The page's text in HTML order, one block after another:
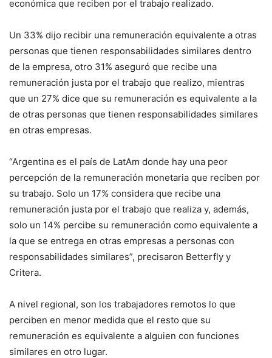
económica que reciben por el trabajo realizado.
Un 33% dijo recibir una remuneración equivalente a otras
personas que tienen responsabilidades similares dentro
de la empresa, otro 31% aseguró que recibe una
remuneración justa por el trabajo que realizo, mientras
que un 27% dice que su remuneración es equivalente a la
de otras personas que tienen responsabilidades similares
en otras empresas.
“Argentina es el país de LatAm donde hay una peor
percepción de la remuneración monetaria que reciben por
su trabajo. Solo un 17% considera que recibe una
remuneración justa por el trabajo que realiza y, además,
solo un 14% percibe su remuneración como equivalente a
la que se entrega en otras empresas a personas con
responsabilidades similares”, precisaron Betterfly y
Critera.
A nivel regional, son los trabajadores remotos lo que
perciben en menor medida que el resto que su
remuneración es equivalente a alguien con funciones
similares en otro lugar.